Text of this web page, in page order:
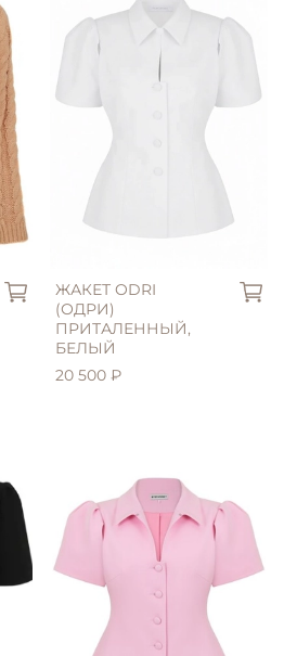
ЖАКЕТ ODRI
(ОДРИ)
ПРИТАЛЕННЫЙ,
БЕЛЫЙ
20 500 ₽